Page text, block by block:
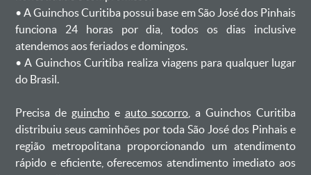
ㅤㅤ• A Guinchos Curitiba possui base em São José dos Pinhais
funciona 24 horas por dia, todos os dias inclusive
atendemos aos feriados e domingos.
ㅤㅤ• A Guinchos Curitiba realiza viagens para qualquer lugar
do Brasil.
Precisa de guinchoe auto socorro , a Guinchos Curitiba
distribuiu seus caminhões por toda São José dos Pinhais e
região metropolitana proporcionando um atendimento
rápido e eficiente, oferecemos atendimento imediato aos